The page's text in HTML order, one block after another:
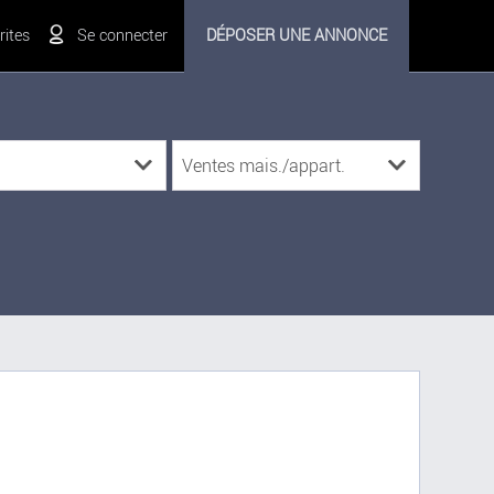
Se connecter DÉPOSER UNE ANNONCE